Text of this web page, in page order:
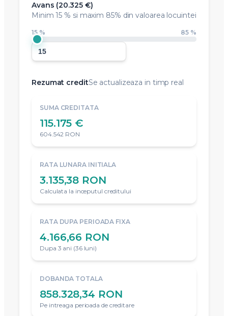
Avans (20.325 €)
Minim15 % si maxim 85% din valoarea locuintei
15 % 85 %
Rezumat creditSe actualizeaza in timp real
SUMA CREDITATA
115.175 €
604.542 RON
RATA LUNARA INITIALA
3.135,38 RON
Calculata la inceputul creditului
RATA DUPA PERIOADA FIXA
4.166,66 RON
Dupa 3 ani (36 luni)
DOBANDA TOTALA
858.328,34 RON
Pe intreaga perioada de creditare